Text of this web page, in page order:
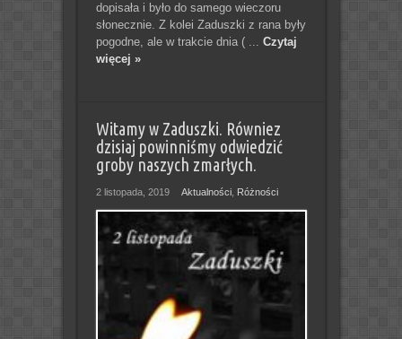
dopisała i było do samego wieczoru
słonecznie. Z kolei Zaduszki z rana były
pogodne, ale w trakcie dnia ( ... Czytaj
więcej »
Witamy w Zaduszki. Równiez
dzisiaj powinniśmy odwiedzić
groby naszych zmarłych.
2 listopada, 2019 Aktualności, Różności